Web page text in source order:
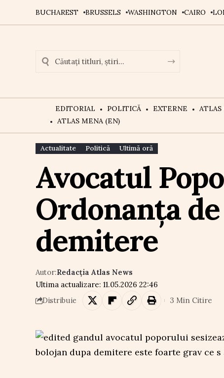
BUCHAREST BRUSSELS WASHINGTON CAIRO
EDITORIAL POLITICĂ EXTERNE
ATLAS MENA (EN)
Actualitate Politică Ultimă oră
Avocatul
Ordonanța
demitere
Ultima actualizare: 11.05.2026 22:46
Autor:Redacția Atlas News
Distribuie 3 Min Citire